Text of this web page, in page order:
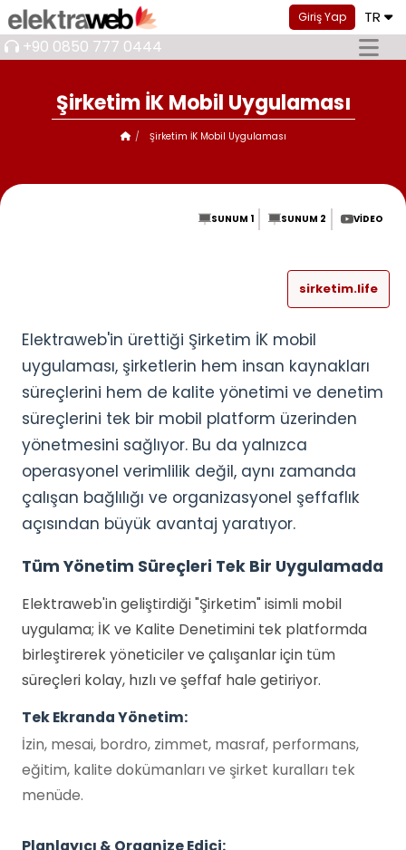
Giriş Yap TR
+90 0850 777 0444
Şirketim İK Mobil Uygulaması
Şirketim İK Mobil Uygulaması
SUNUM 1 SUNUM 2 VIDEO
sirketim.life
Elektraweb'in ürettiği Şirketim İK mobil
uygulaması, şirketlerin hem insan kaynakları
süreçlerini hem de kalite yönetimi ve denetim
süreçlerini tek bir mobil platform üzerinden
yönetmesini sağlıyor. Bu da yalnızca
operasyonel verimlilik değil, aynı zamanda
çalışan bağlılığı ve organizasyonel şeffaflık
açısından büyük avantaj yaratıyor.
Tüm Yönetim Süreçleri Tek Bir Uygulamada
Elektraweb'in geliştirdiği "Şirketim" isimli mobil
uygulama; İK ve Kalite Denetimini tek platformda
birleştirerek yöneticiler ve çalışanlar için tüm
süreçleri kolay, hızlı ve şeffaf hale getiriyor.
Tek Ekranda Yönetim:
İzin, mesai, bordro, zimmet, masraf, performans,
eğitim, kalite dokümanları ve şirket kuralları tek
menüde.
Planlayıcı & Organize Edici: